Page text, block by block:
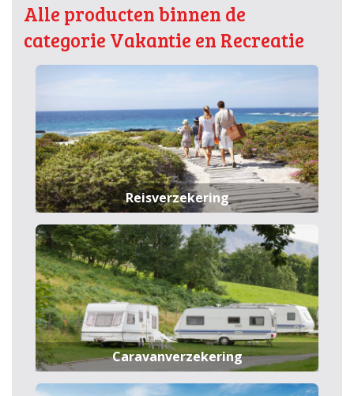
Alle producten binnen de
categorie Vakantie en Recreatie
Reisverzekering
Caravanverzekering